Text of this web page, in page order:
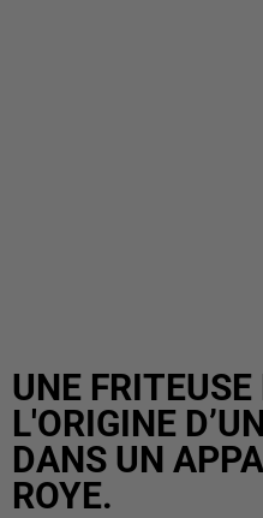
UNE FRITEUSE
L'ORIGINE
DANS UN
ROYE.